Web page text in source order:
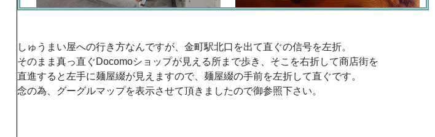
しゅうまい屋への行き方なんですが、金町駅北口を出て直ぐの信号を左折。
そのまま真っ直ぐDocomoショップが見える所まで歩き、そこを右折して商店街を
直進すると左手に麺屋綴が見えますので、麺屋綴の手前を左折して直ぐです。
念の為、グーグルマップを表示させて頂きましたので御参照下さい。